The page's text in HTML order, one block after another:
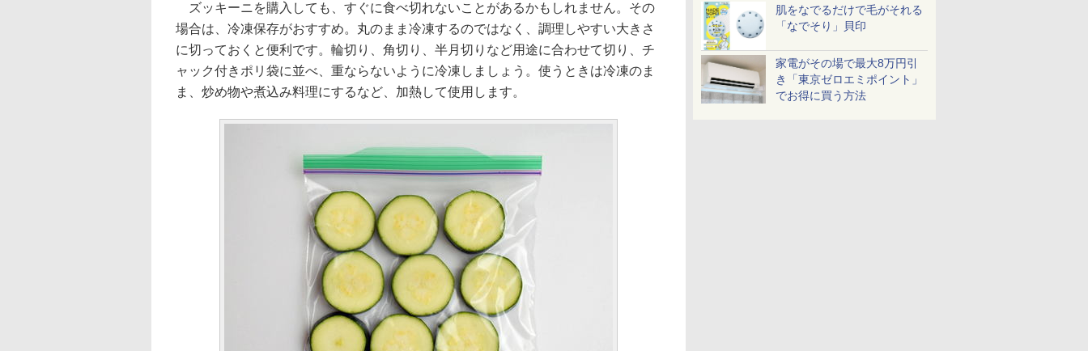
肌をなでるだけで毛がそれる
「なでそり」貝印
家電がその場で最大8万円引
き「東京ゼロエミポイント」
でお得に買う方法
ズッキーニを購入しても、すぐに食べ切れないことがあるかもしれません。その
場合は、冷凍保存がおすすめ。丸のまま冷凍するのではなく、調理しやすい大きさ
に切っておくと便利です。輪切り、角切り、半月切りなど用途に合わせて切り、チ
ャック付きポリ袋に並べ、重ならないように冷凍しましょう。使うときは冷凍のま
ま、炒め物や煮込み料理にするなど、加熱して使用します。